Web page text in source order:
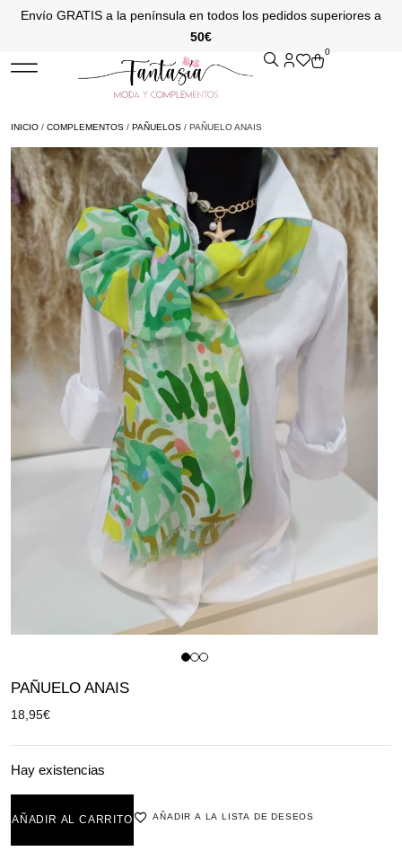
Envío GRATIS a la península en todos los pedidos superiores a
50€
0
INICIO / COMPLEMENTOS / PAÑUELOS / PAÑUELO ANAIS
PAÑUELO ANAIS
18,95€
Hay existencias
AÑADIR AL CARRITO AÑADIR A LA LISTA DE DESEOS